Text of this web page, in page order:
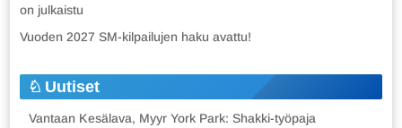
on julkaistu
Vuoden 2027 SM-kilpailujen haku avattu!
Uutiset
Vantaan Kesälava, Myyr York Park: Shakki-työpaja